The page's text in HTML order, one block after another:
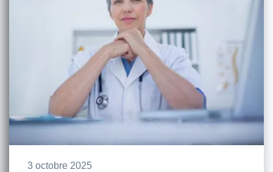
3 octobre 2025